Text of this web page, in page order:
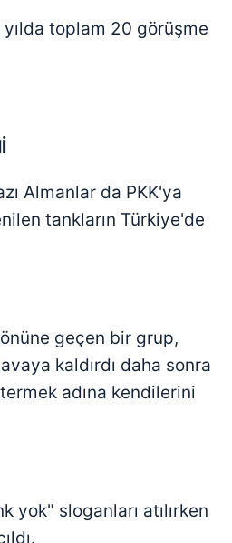
toplam 20 görüşme
Almanlar da PKK'ya
tankların Türkiye'de
geçen bir grup,
kaldırdı daha sonra
adına kendilerini
yok" sloganları atılırken